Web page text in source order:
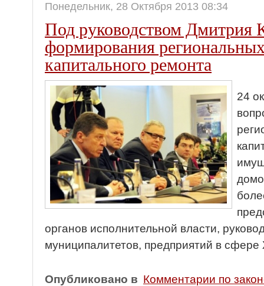
Понедельник, 28 Октября 2013 08:34
Под руководством Дмитрия
формирования
капитального ремонта
24
органов исполнительной власти,
муниципалитетов, предприятий в
Опубликовано в Комментарии по